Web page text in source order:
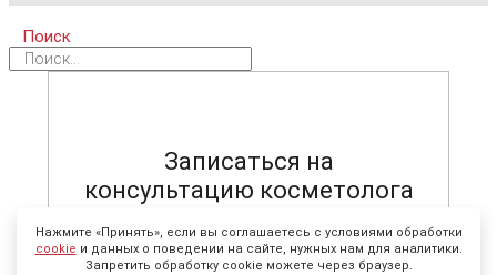
Нажмите «Принять», если вы соглашаетесь с условиями обработки
cookie и данных о поведении на сайте, нужных нам для аналитики.
Запретить обработку cookie можете через браузер.
Поиск
Записаться на
консультацию косметолога